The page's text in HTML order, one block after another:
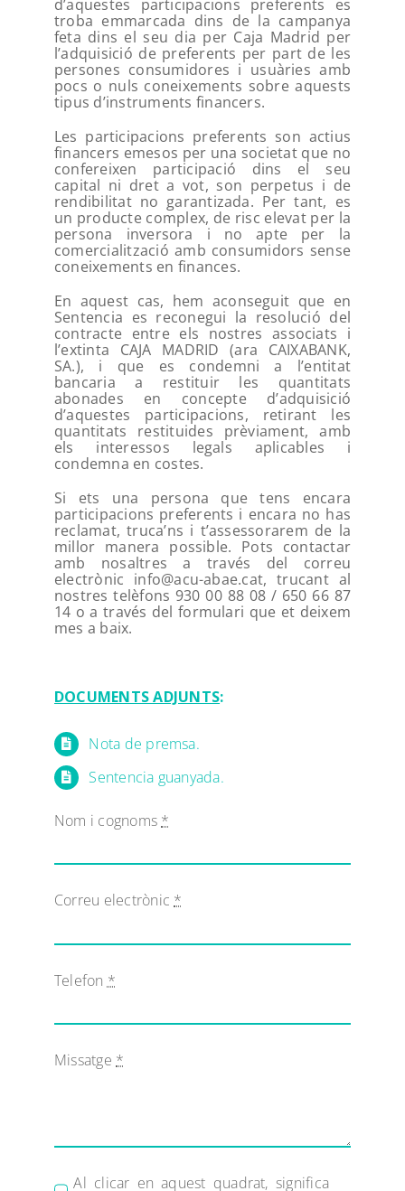
d’aquestes participacions preferents es
troba emmarcada dins de la campanya
feta dins el seu dia per Caja Madrid per
l’adquisició de preferents per part de les
persones consumidores i usuàries amb
pocs o nuls coneixements sobre aquests
tipus d’instruments financers.
Les participacions preferents son actius
financers emesos per una societat que no
confereixen participació dins el seu
capital ni dret a vot, son perpetus i de
rendibilitat no garantizada. Per tant, es
un producte complex, de risc elevat per la
persona inversora i no apte per la
comercialització amb consumidors sense
coneixements en finances.
En aquest cas, hem aconseguit que en
Sentencia es reconegui la resolució del
contracte entre els nostres associats i
l’extinta CAJA MADRID (ara CAIXABANK,
SA.), i que es condemni a l’entitat
bancaria a restituir les quantitats
abonades en concepte d’adquisició
d’aquestes participacions, retirant les
quantitats restituides prèviament, amb
els interessos legals aplicables i
condemna en costes.
Si ets una persona que tens encara
participacions preferents i encara no has
reclamat, truca’ns i t’assessorarem de la
millor manera possible. Pots contactar
amb nosaltres a través del correu
electrònic info@acu-abae.cat, trucant al
nostres telèfons 930 00 88 08 / 650 66 87
14 o a través del formulari que et deixem
mes a baix.
DOCUMENTS ADJUNTS:
Nota de premsa.
Sentencia guanyada.
Nom i cognoms *
Correu electrònic *
Telefon *
Missatge *
Al clicar en aquest quadrat, significa